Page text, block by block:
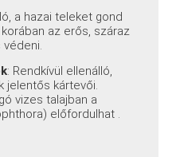
a hazai teleket gond
korában az erős, száraz
: Rendkívül ellenálló,
jelentős kártevői.
vizes talajban a
előfordulhat .